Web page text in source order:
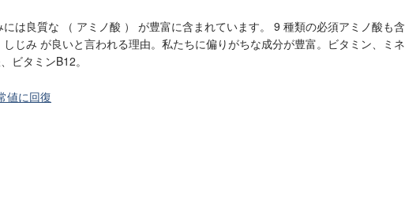
には良質な （ アミノ酸 ） が豊富に含まれています。 9 種類の必須アミノ酸も含
しじみ が良いと言われる理由。私たちに偏りがちな成分が豊富。ビタミン、ミネ
ビタミンB12。
値に回復